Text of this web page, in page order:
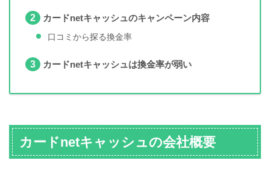
2 カードnetキャッシュのキャンペーン内容
口コミから探る換金率
3 カードnetキャッシュは換金率が弱い
カードnetキャッシュの会社概要